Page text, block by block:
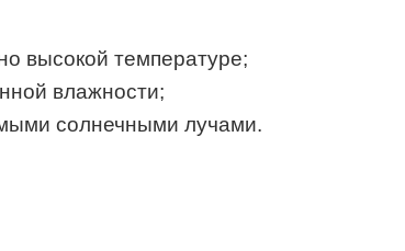
высокой температуре;
влажности;
солнечными лучами.